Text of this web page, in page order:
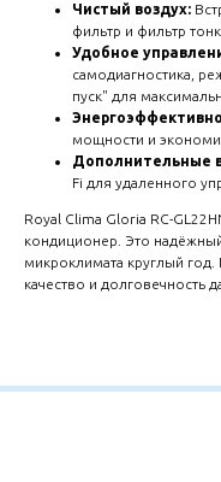
Чистый воздух:
фильтр и фильтр
Удобное
самодиагностика,
пуск" для
мощности и
Дополнительные
Fi для удаленного
Royal Clima Gloria RC-
кондиционер. Это
микроклимата круглый год.
качество и долговечность